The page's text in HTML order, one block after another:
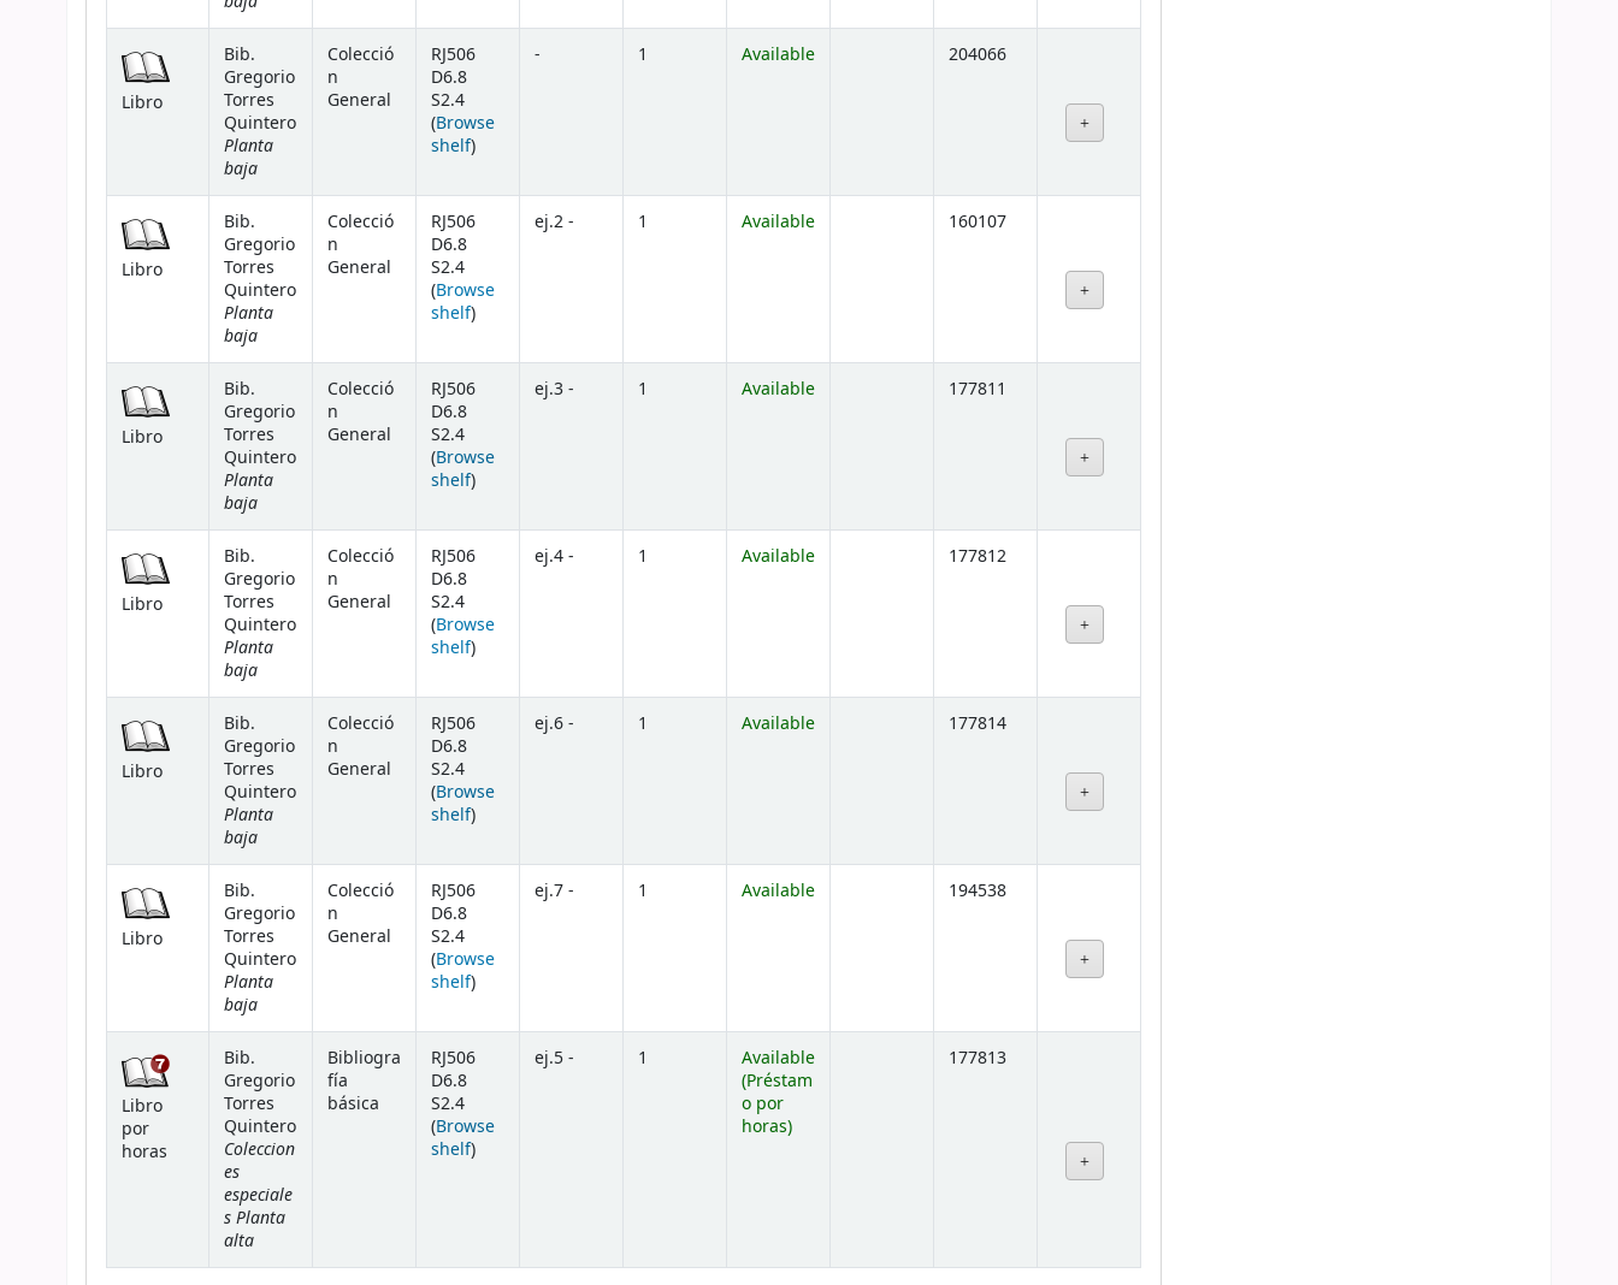
Libro
Bib.
Gregorio
Torres
Quintero
Planta
baja
Colecció
n
General
RJ506
D6.8
S2.4
(Browse
shelf(Opens below)
)
- 1 Available 204066
Libro
Bib.
Gregorio
Torres
Quintero
Planta
baja
Colecció
n
General
RJ506
D6.8
S2.4
(Browse
shelf(Opens below)
)
ej.2 - 1 Available 160107
Libro
Bib.
Gregorio
Torres
Quintero
Planta
baja
Colecció
n
General
RJ506
D6.8
S2.4
(Browse
shelf(Opens below)
)
ej.3 - 1 Available 177811
Libro
Bib.
Gregorio
Torres
Quintero
Planta
baja
Colecció
n
General
RJ506
D6.8
S2.4
(Browse
shelf(Opens below)
)
ej.4 - 1 Available 177812
Libro
Bib.
Gregorio
Torres
Quintero
Planta
baja
Colecció
n
General
RJ506
D6.8
S2.4
(Browse
shelf(Opens below)
)
ej.6 - 1 Available 177814
Libro
Bib.
Gregorio
Torres
Quintero
Planta
baja
Colecció
n
General
RJ506
D6.8
S2.4
(Browse
shelf(Opens below)
)
ej.7 - 1 Available 194538
Libro
por
horas
Bib.
Gregorio
Torres
Quintero
Coleccion
es
especiale
s Planta
alta
Bibliogra
fía
básica
RJ506
D6.8
S2.4
(Browse
shelf(Opens below)
)
ej.5 - 1
Available
(Préstam
o por
horas)
177813